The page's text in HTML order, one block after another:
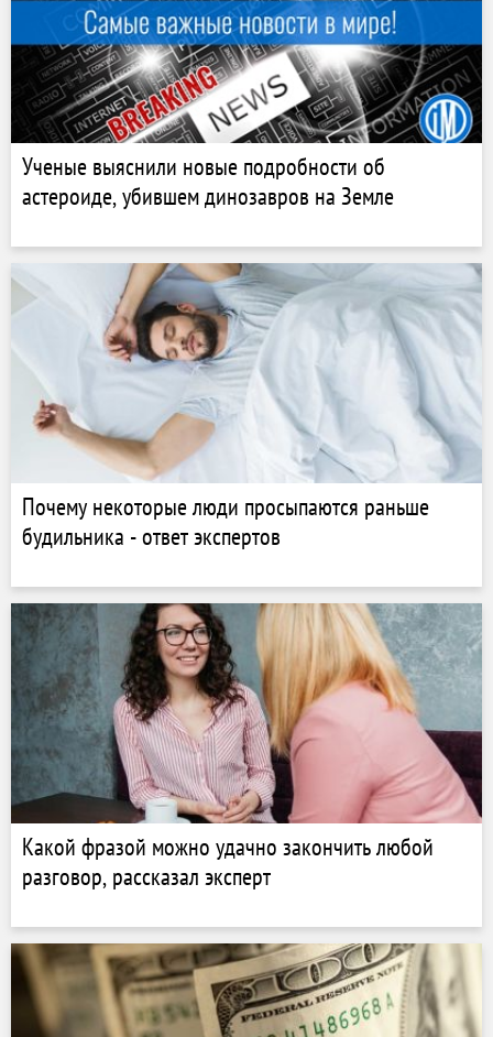
Ученые выяснили новые подробности об
астероиде, убившем динозавров на Земле
Почему некоторые люди просыпаются раньше
будильника - ответ экспертов
Какой фразой можно удачно закончить любой
разговор, рассказал эксперт